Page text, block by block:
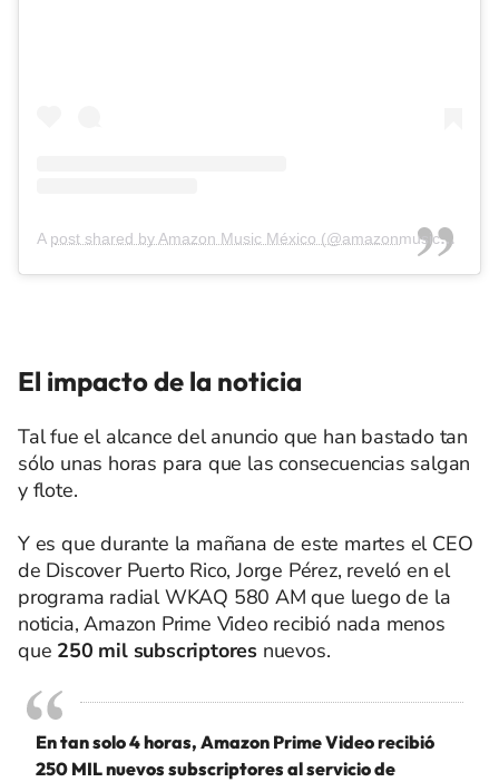
A post shared by Amazon Music México (@amazonmusicmx)
El impacto de la noticia
Tal fue el alcance del anuncio que han bastado tan
sólo unas horas para que las consecuencias salgan
y flote.
Y es que durante la mañana de este martes el CEO
de Discover Puerto Rico, Jorge Pérez, reveló en el
programa radial WKAQ 580 AM que luego de la
noticia, Amazon Prime Video recibió nada menos
que 250 mil subscriptores nuevos.
En tan solo 4 horas, Amazon Prime Video recibió
250 MIL nuevos subscriptores al servicio de